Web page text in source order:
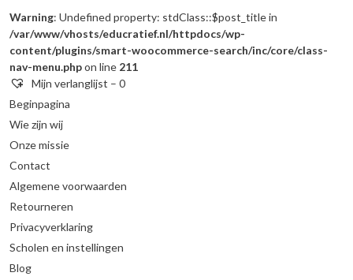
Warning: Undefined property: stdClass::$post_title in
/var/www/vhosts/educratief.nl/httpdocs/wp-
content/plugins/smart-woocommerce-search/inc/core/class-
nav-menu.phpon line 211
Mijn verlanglijst – 0
Beginpagina
Wie zijn wij
Onze missie
Contact
Algemene voorwaarden
Retourneren
Privacyverklaring
Scholen en instellingen
Blog